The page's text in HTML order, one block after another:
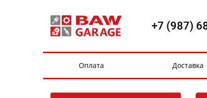
+7 (987)
Оплата Доставка